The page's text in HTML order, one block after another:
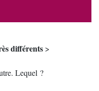
différents >
Lequel ?